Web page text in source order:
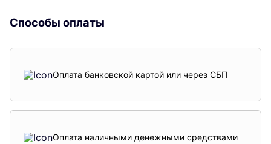
Способы оплаты
Оплата банковской картой или через СБП
Оплата наличными денежными средствами